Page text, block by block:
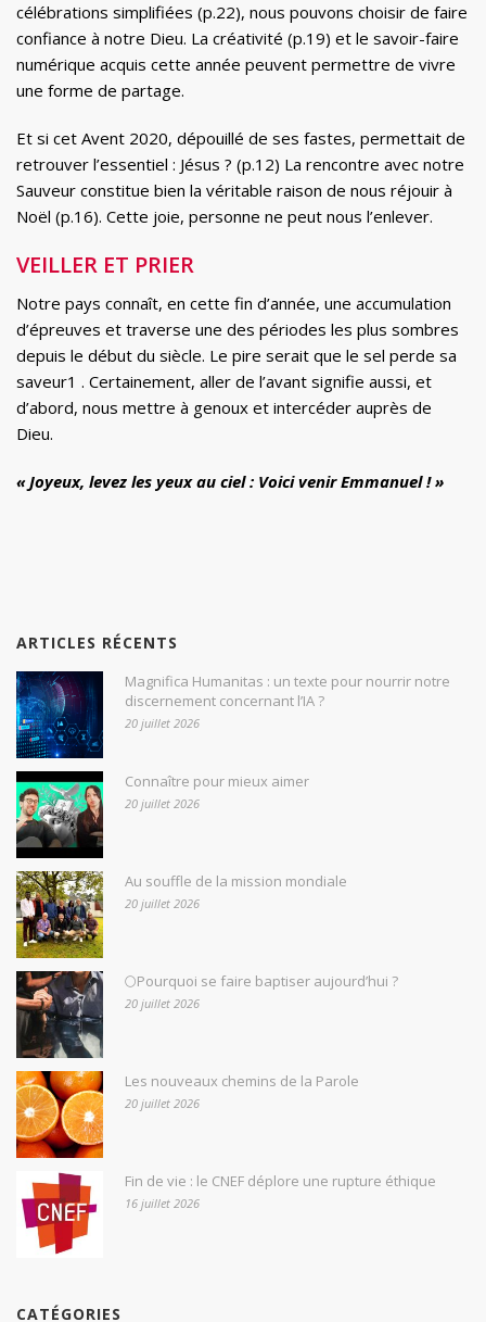
célébrations simplifiées (p.22), nous pouvons choisir de faire
confiance à notre Dieu. La créativité (p.19) et le savoir-faire
numérique acquis cette année peuvent permettre de vivre
une forme de partage.
Et si cet Avent 2020, dépouillé de ses fastes, permettait de
retrouver l’essentiel : Jésus ? (p.12) La rencontre avec notre
Sauveur constitue bien la véritable raison de nous réjouir à
Noël (p.16). Cette joie, personne ne peut nous l’enlever.
VEILLER ET PRIER
Notre pays connaît, en cette fin d’année, une accumulation
d’épreuves et traverse une des périodes les plus sombres
depuis le début du siècle. Le pire serait que le sel perde sa
saveur1 . Certainement, aller de l’avant signifie aussi, et
d’abord, nous mettre à genoux et intercéder auprès de
Dieu.
« Joyeux, levez les yeux au ciel : Voici venir Emmanuel ! »
ARTICLES RÉCENTS
Magnifica Humanitas : un texte pour nourrir notre
discernement concernant l’IA ?
20 juillet 2026
Connaître pour mieux aimer
20 juillet 2026
Au souffle de la mission mondiale
20 juillet 2026
🌕Pourquoi se faire baptiser aujourd’hui ?
20 juillet 2026
Les nouveaux chemins de la Parole
20 juillet 2026
Fin de vie : le CNEF déplore une rupture éthique
16 juillet 2026
CATÉGORIES